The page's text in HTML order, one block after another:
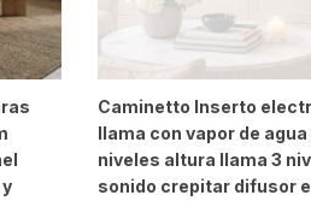
Caminetto Inserto
llama con vapor de
niveles altura llama 3
sonido crepitar difusor